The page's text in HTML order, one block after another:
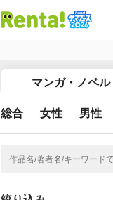
マンガ・ノベル
総合 女性 男性